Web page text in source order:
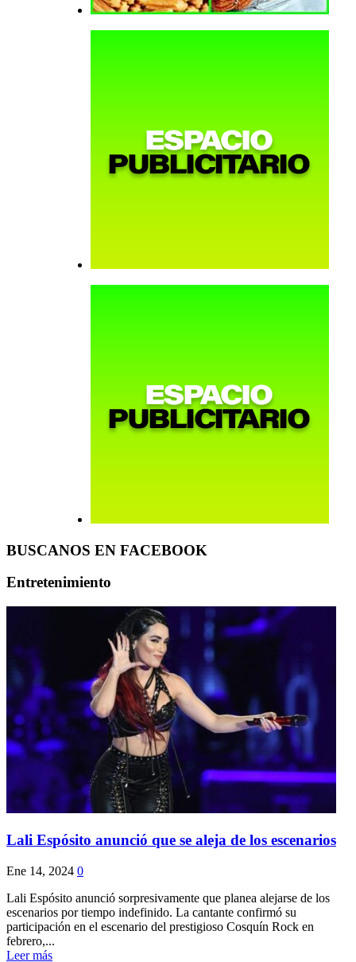
BUSCANOS EN FACEBOOK
Entretenimiento
Lali Espósito anunció que se aleja de los escenarios
Ene 14, 2024 0
Lali Espósito anunció sorpresivamente que planea alejarse de los
escenarios por tiempo indefinido. La cantante confirmó su
participación en el escenario del prestigioso Cosquín Rock en
febrero,...
Leer más